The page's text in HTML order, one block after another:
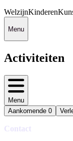
WelzijnKinderen
Menu
Activiteiten
Menu
Aankomende 0
Contact